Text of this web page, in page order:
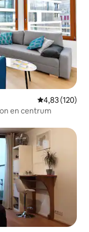
Gemiddelde
4,83 (120)
en centrum